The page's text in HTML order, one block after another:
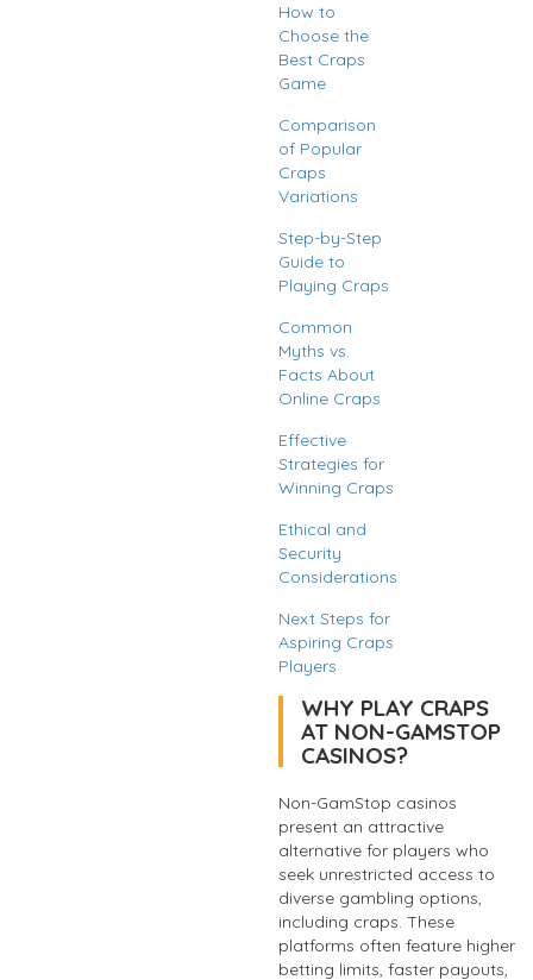
How to
Choose the
Best Craps
Game
Comparison
of Popular
Craps
Variations
Step-by-Step
Guide to
Playing Craps
Common
Myths vs.
Facts About
Online Craps
Effective
Strategies for
Winning Craps
Ethical and
Security
Considerations
Next Steps for
Aspiring Craps
Players
WHY PLAY CRAPS
AT NON-GAMSTOP
CASINOS?
Non-GamStop casinos
present an attractive
alternative for players who
seek unrestricted access to
diverse gambling options,
including craps. These
platforms often feature higher
betting limits, faster payouts,